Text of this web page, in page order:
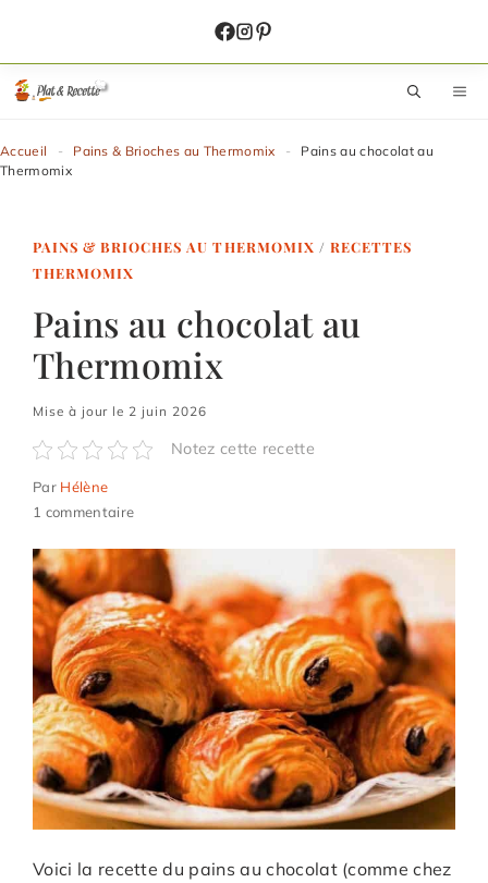
contenu
Accueil - Pains & Brioches au Thermomix -
Pains au chocolat au
Thermomix
PAINS & BRIOCHES AU THERMOMIX / RECETTES
THERMOMIX
Pains au chocolat au
Thermomix
Mise à jour le 2 juin 2026
Notez cette recette
Par Hélène
1 commentaire
Voici la recette du pains au chocolat (comme chez